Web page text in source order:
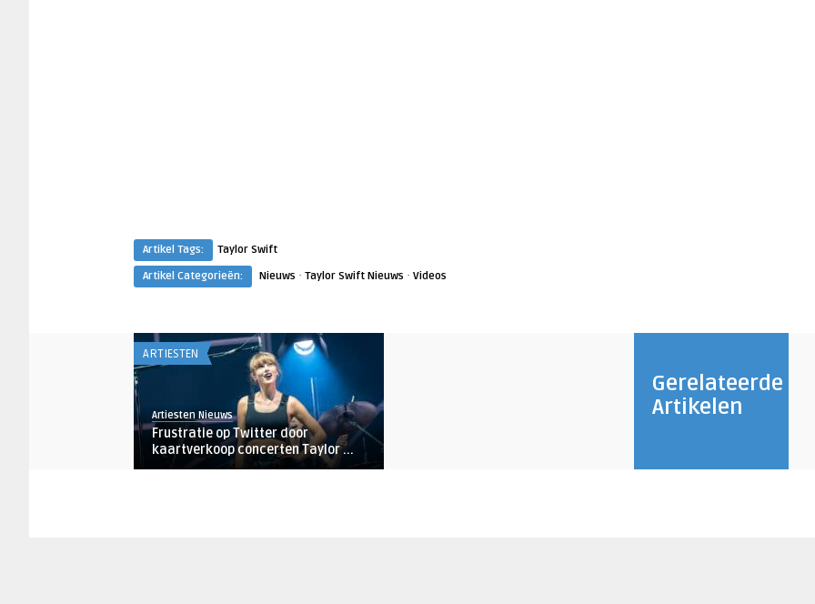
Artikel Tags:
Taylor Swift
Artikel Categorieën:
Nieuws · Taylor Swift Nieuws · Videos
Gerelateerde
Artikelen
ARTIESTEN
Artiesten Nieuws
Frustratie op Twitter door
kaartverkoop concerten Taylor ...